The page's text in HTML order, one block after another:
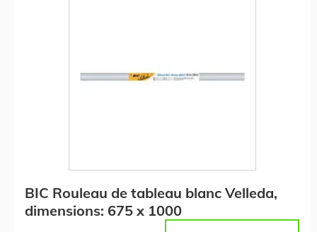
BIC Rouleau de tableau blanc Velleda,
dimensions: 675 x 1000